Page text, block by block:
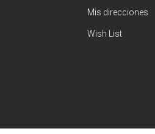
Mis direcciones
Wish List